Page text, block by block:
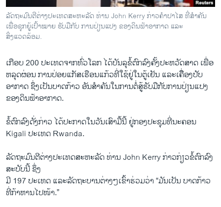
ພາສາອັງກິດ
ວີດີໂອ
ສຽງ
ລາຍການກະຈາຍສຽງ
ລາຍງານ
ຕິດຕາມພວກເຮົາ ທີ່
ພາສາຕ່າງໆ
ລັດຖະມົນຕີຕ່າງປະເທດສະຫະລັດ ທ່ານ John Kerry ກ່າວຄຳປາໄສ ທີ່ສຳຄັນ
ເພື່ອຊຸກຍູ້ເປົ້າໝາຍ ຮັບມືກັບ ການປ່ຽນແປງ ຂອງດິນຟ້າອາກາດ ແລະ
ສິ່ງແວດລ້ອມ.
ເກືອບ 200 ປະ​ເທດຈາກ​ທົ່ວ​ໂລກ​ ໄດ້​ບັນລຸ​ຂໍ້​ຕົກລົງ​ຄັ້ງ​ປະຫວັດສາດ ​ເພື່ອ​
ຫລຸດ​ຜ່ອນ ການ​ປ່ອຍ​ແກັສ​ເຮືອນ​ແກ້ວທີ່​ໃຊ້​ຢູ່ໃນ​ຕູ້​ເຢັນ ແລະເຄຶື່ອງປັບ​
ອາກາດ ຊຶ່ງ​ເປັນ​ບາດກ້າວ​ ອັນ​ສຳຄັນໃນ​ການ​ຕໍ່ສູ້​ຮັບ​ມື​ກັບການ​ປ່ຽນ​ແປງ
ຂອງ​ດິນ​ຟ້າ​ອາກາດ.
ຂໍ້​ຕົກລົງດັ່ງກ່າວ ໄດ້​ປະກາດໃນ​ວັນ​ເສົາ​ມື້​ນີ້ ຢູ່ກອງ​ປະຊຸມ​ທີ່​ນະຄອນ
Kigali ປະ​ເທດ Rwanda.
ລັດຖະມົນຕີ​ຕ່າງປະ​ເທດ​ສະຫະລັດ ທ່ານ John Kerry ກ່າວກ່ຽວ​ຂໍ້​ຕົກລົງ
ສະບັບ​ນີ້ ຊຶ່ງ
​ມີ 197 ​ປະ​ເທດ ​ແລະລັດຖະບານຕ່າງໆ​ເຂົ້າຮ່ວມ​ວ່າ “ມັນ​ເປັນ ບາດກ້າວ​
ທີ່​ກ້າຫານ​ໄປ​ໜ້າ.”